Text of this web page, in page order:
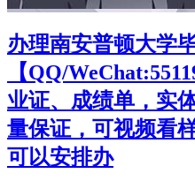
办理南安普顿大学
【QQ/
业证、成绩单，实
量保证，可视频看
可以安排办